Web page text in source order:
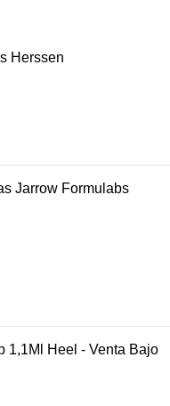
Herssen
Jarrow Formulabs
1,1Ml Heel - Venta Bajo